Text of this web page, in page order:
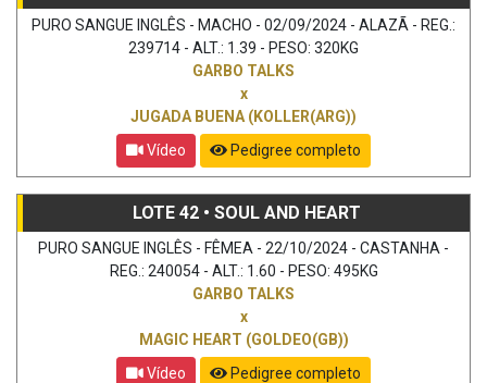
PURO SANGUE INGLÊS - MACHO - 02/09/2024 - ALAZÃ - REG.:
239714 - ALT.: 1.39 - PESO: 320KG
GARBO TALKS
x
JUGADA BUENA (KOLLER(ARG))
Vídeo
Pedigree completo
LOTE 42 • SOUL AND HEART
PURO SANGUE INGLÊS - FÊMEA - 22/10/2024 - CASTANHA -
REG.: 240054 - ALT.: 1.60 - PESO: 495KG
GARBO TALKS
x
MAGIC HEART (GOLDEO(GB))
Vídeo
Pedigree completo